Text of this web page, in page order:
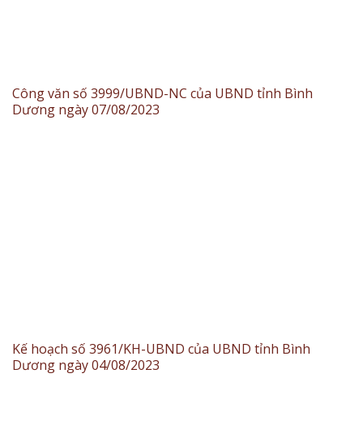
Công văn số 3999/UBND-NC của UBND tỉnh Bình
Dương ngày 07/08/2023
Kế hoạch số 3961/KH-UBND của UBND tỉnh Bình
Dương ngày 04/08/2023